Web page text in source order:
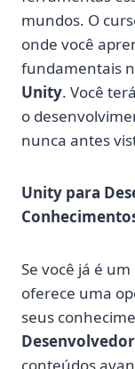
mundos. O
onde você
fundamentais
Unity. Você
o
nunca antes
Unity para
Se você já é
oferece uma
seus
conteúdos